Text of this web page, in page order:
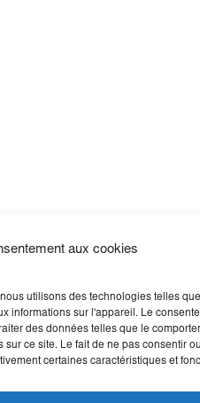
aux cookies
utilisons des technologies telles
informations sur l'appareil. Le
des données telles que le
ce site. Le fait de ne pas consentir
certaines caractéristiques et